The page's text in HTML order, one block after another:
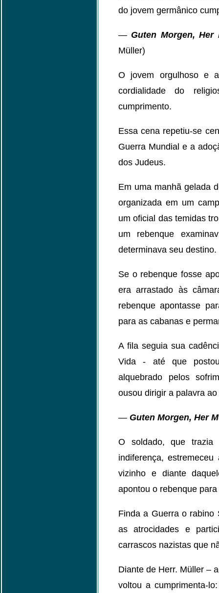
do jovem germânico
— Guten Morgen, Her
Müller)
O jovem orgulhoso e
cordialidade do
cumprimento.
Essa cena repetiu-se
Guerra Mundial e a
dos Judeus.
Em uma manhã gelada
organizada em um
um oficial das temidas
um rebenque
determinava seu destino.
Se o rebenque fosse
era arrastado às
rebenque apontasse
para as cabanas e
A fila seguia sua
Vida - até que
alquebrado pelos
ousou dirigir a palavra
— Guten Morgen, Her
O soldado, que trazia
indiferença,
vizinho e diante
apontou o rebenque
Finda a Guerra o rabino
as atrocidades e
carrascos nazistas que
Diante de Herr. Müller –
voltou a cumprimenta-